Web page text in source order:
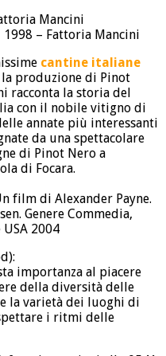
Mancini
– Fattoria Mancini
cantine italiane
produzione di Pinot
racconta la storia del
con il nobile vitigno di
annate più interessanti
da una spettacolare
di Pinot Nero a
di Focara.
film di Alexander Payne.
Genere Commedia,
2004
importanza al piacere
della diversità delle
la varietà dei luoghi di
i ritmi delle